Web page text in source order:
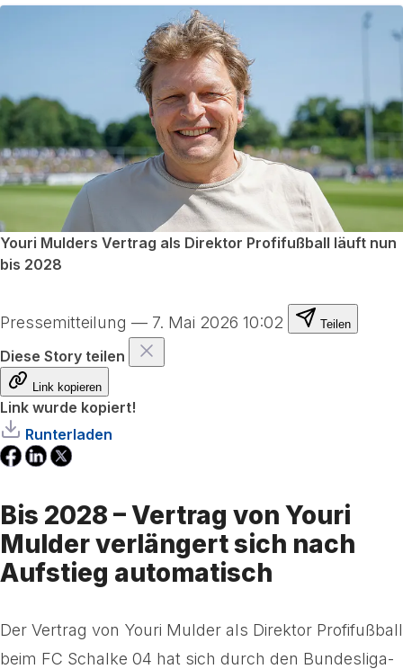
Youri Mulders Vertrag als Direktor Profifußball läuft nun
bis 2028
Pressemitteilung — 7. Mai 2026 10:02 Teilen
Diese Story teilen
Link kopieren
Link wurde kopiert!
Runterladen
Bis 2028 – Vertrag von Youri
Mulder verlängert sich nach
Aufstieg automatisch
Der Vertrag von Youri Mulder als Direktor Profifußball
beim FC Schalke 04 hat sich durch den Bundesliga-